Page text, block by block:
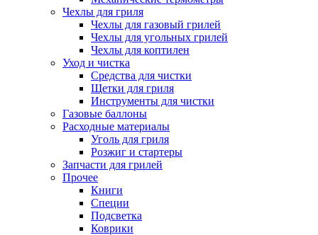
Чехлы для гриля
Чехлы для газовый грилей
Чехлы для угольных грилей
Чехлы для коптилен
Уход и чистка
Средства для чистки
Щетки для гриля
Инструменты для чистки
Газовые баллоны
Расходные материалы
Уголь для гриля
Розжиг и стартеры
Запчасти для грилей
Прочее
Книги
Специи
Подсветка
Коврики